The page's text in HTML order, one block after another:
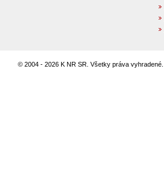
© 2004 - 2026 K NR SR. Všetky práva vyhradené.